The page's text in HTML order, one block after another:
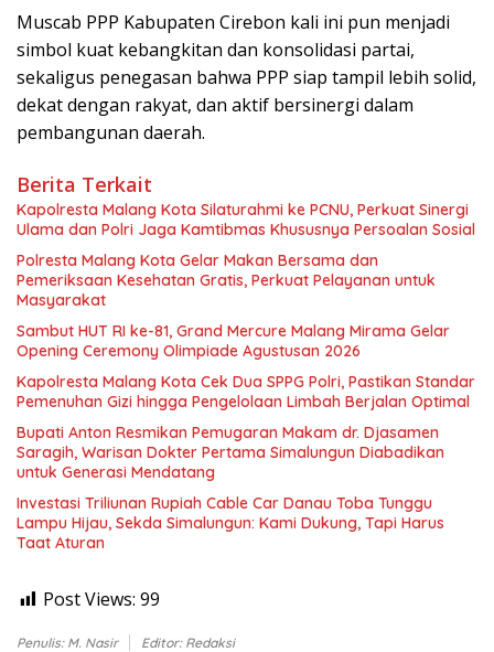
Muscab PPP Kabupaten Cirebon kali ini pun menjadi
simbol kuat kebangkitan dan konsolidasi partai,
sekaligus penegasan bahwa PPP siap tampil lebih solid,
dekat dengan rakyat, dan aktif bersinergi dalam
pembangunan daerah.
Berita Terkait
Kapolresta Malang Kota Silaturahmi ke PCNU, Perkuat Sinergi
Ulama dan Polri Jaga Kamtibmas Khususnya Persoalan Sosial
Polresta Malang Kota Gelar Makan Bersama dan
Pemeriksaan Kesehatan Gratis, Perkuat Pelayanan untuk
Masyarakat
Sambut HUT RI ke-81, Grand Mercure Malang Mirama Gelar
Opening Ceremony Olimpiade Agustusan 2026
Kapolresta Malang Kota Cek Dua SPPG Polri, Pastikan Standar
Pemenuhan Gizi hingga Pengelolaan Limbah Berjalan Optimal
Bupati Anton Resmikan Pemugaran Makam dr. Djasamen
Saragih, Warisan Dokter Pertama Simalungun Diabadikan
untuk Generasi Mendatang
Investasi Triliunan Rupiah Cable Car Danau Toba Tunggu
Lampu Hijau, Sekda Simalungun: Kami Dukung, Tapi Harus
Taat Aturan
Post Views: 99
Penulis: M. Nasir Editor: Redaksi